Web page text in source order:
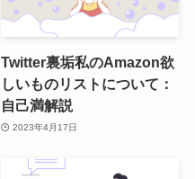
Twitter裏垢私のAmazon欲
しいものリストについて：
自己満解説
2023年4月17日